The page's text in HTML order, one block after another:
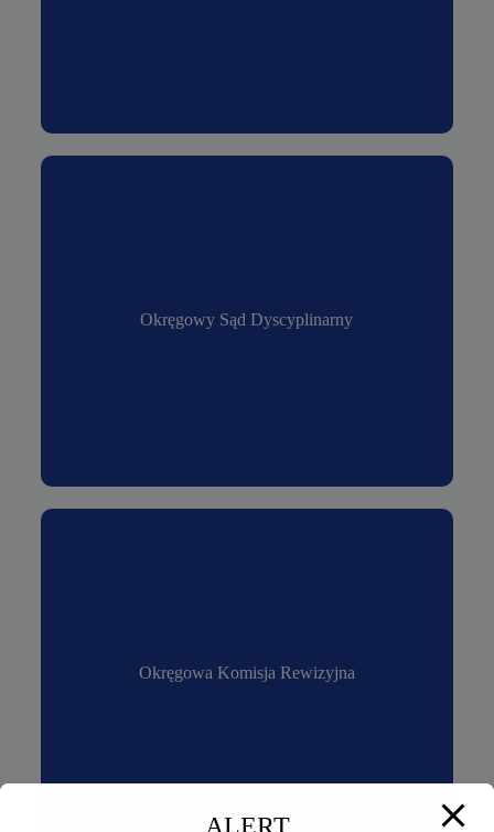
Okręgowy Sąd Dyscyplinarny
Okręgowy Sąd Dyscyplinarny
Okręgowa Komisja Rewizyjna
Okręgowa Komisja Rewizyjna
ALERT